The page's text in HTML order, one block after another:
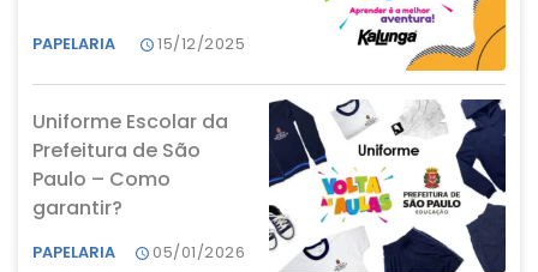
PAPELARIA 15/12/2025
Uniforme Escolar da
Prefeitura de São
Paulo – Como
garantir?
PAPELARIA 05/01/2026